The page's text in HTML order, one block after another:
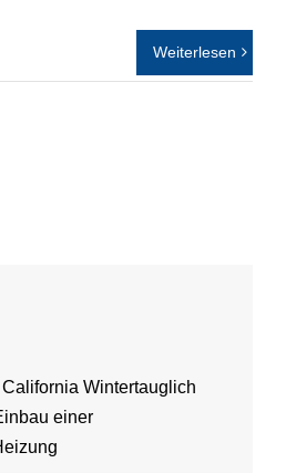
Weiterlesen
Wintertauglich
einer